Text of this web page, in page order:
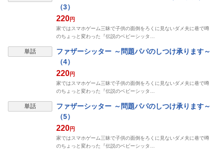
（3）
220円
家ではスマホゲーム三昧で子供の面倒をろくに見ないダメ夫に巷で噂
のちょっと変わった『伝説のベビーシッタ…
単話
ファザーシッター ～問題パパのしつけ承ります～
（4）
220円
家ではスマホゲーム三昧で子供の面倒をろくに見ないダメ夫に巷で噂
のちょっと変わった『伝説のベビーシッタ…
単話
ファザーシッター ～問題パパのしつけ承ります～
（5）
220円
家ではスマホゲーム三昧で子供の面倒をろくに見ないダメ夫に巷で噂
のちょっと変わった『伝説のベビーシッタ…